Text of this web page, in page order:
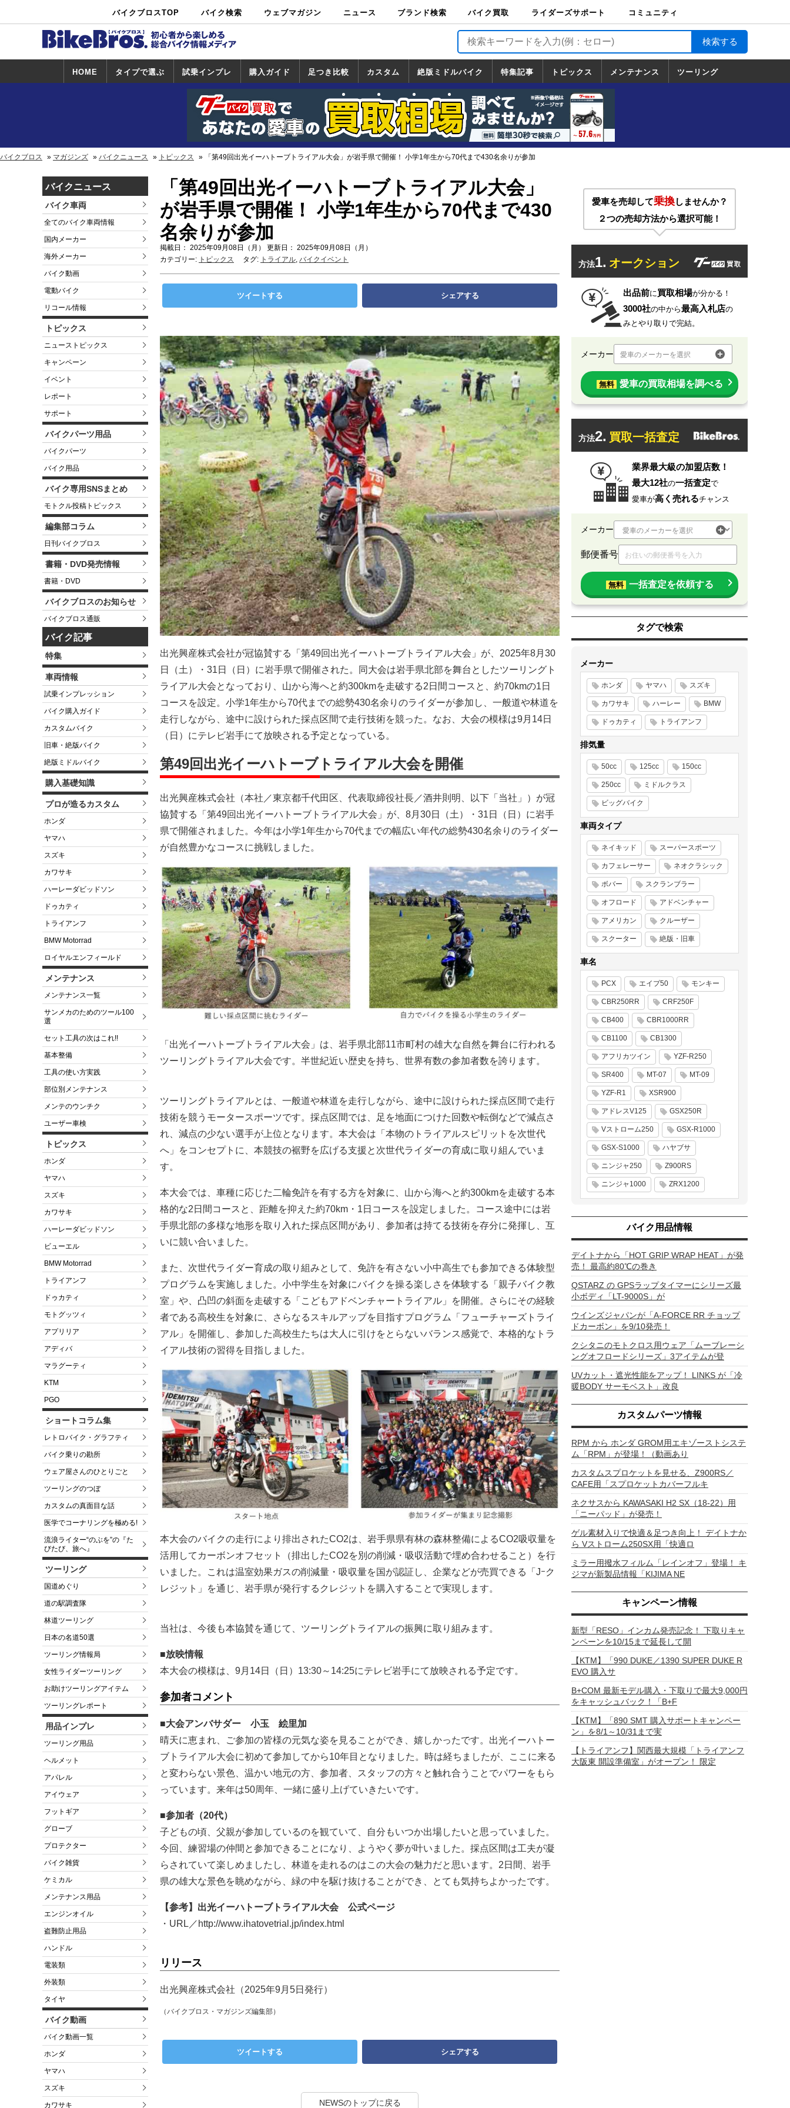
バイクブロスTOP バイク検索
中古バイ
ク・新車検
カタログ検
索
ショップ検
索
ウェブマガジン ニュース ブランド検索 バイク買取
バイク買取
ライダーズサポート
ライダーズサポート
TOP
バイク輸送
バイクガレージライ
フ
バイク車両保険
ロードサービス
バイク試乗
コミュニティ
HOME タイプで選ぶ 試乗インプレ
試乗インプレ
一覧
ホンダ
ヤマハ
スズキ
カワサキ
ハーレー
BMW
トライアンフ
ドゥカティ
購入ガイド
一覧
足つき比較 カスタム
カスタム
一覧
ホンダ
ヤマハ
スズキ
カワサキ
絶版ミドルバイク
絶版ミドルバイク
一覧
ホンダ
ヤマハ
スズキ
カワサキ
特集記事 トピックス
トピックス
一覧
ホンダ
ヤマハ
スズキ
カワサキ
ハーレーダ
ビッドソン
BMW
ドゥカティ
トライアン
フ
メンテナンス ツーリング
道の駅調査隊
ツーリング情報局
日本の道50選
国道めぐり
林道ツーリング
バイクブロス マガジンズ バイクニュース トピックス 「第49回出光イーハトーブトライアル大会」が岩手県で開催！ 小学1年生から70代まで430名余りが参加
バイクニュース
バイク車両
全てのバイク車両情報
国内メーカー
海外メーカー
バイク動画
電動バイク
リコール情報
トピックス
ニューストピックス
キャンペーン
イベント
レポート
サポート
バイクパーツ用品
バイクパーツ
バイク用品
バイク専用SNSまとめ
モトクル投稿トピックス
編集部コラム
日刊バイクブロス
書籍・DVD発売情報
書籍・DVD
バイクブロスのお知らせ
バイクブロス通販
バイク記事
特集
車両情報
試乗インプレッション
バイク購入ガイド
カスタムバイク
旧車・絶版バイク
絶版ミドルバイク
購入基礎知識
プロが造るカスタム
ホンダ
ヤマハ
スズキ
カワサキ
ハーレーダビッドソン
ドゥカティ
トライアンフ
BMW Motorrad
ロイヤルエンフィールド
メンテナンス
メンテナンス一覧
サンメカのためのツール100
選
セット工具の次はこれ!!
基本整備
工具の使い方実践
部位別メンテナンス
メンテのウンチク
ユーザー車検
トピックス
ホンダ
ヤマハ
スズキ
カワサキ
ハーレーダビッドソン
ビューエル
BMW Motorrad
トライアンフ
ドゥカティ
モトグッツィ
アプリリア
アディバ
マラグーティ
KTM
PGO
ショートコラム集
レトロバイク・グラフティ
バイク乗りの勘所
ウェア屋さんのひとりごと
ツーリングのつぼ
カスタムの真面目な話
医学でコーナリングを極める!
流浪ライター“のぶを”の『た
びたび、旅へ』
ツーリング
国道めぐり
道の駅調査隊
林道ツーリング
日本の名道50選
ツーリング情報局
女性ライダーツーリング
お助けツーリングアイテム
ツーリングレポート
用品インプレ
ツーリング用品
ヘルメット
アパレル
アイウェア
フットギア
グローブ
プロテクター
バイク雑貨
ケミカル
メンテナンス用品
エンジンオイル
盗難防止用品
ハンドル
電装類
外装類
タイヤ
バイク動画
バイク動画一覧
ホンダ
ヤマハ
スズキ
カワサキ
「第49回出光イーハトーブトライアル大会」
が岩手県で開催！ 小学1年生から70代まで430
名余りが参加
掲載日： 2025年09月08日（月） 更新日： 2025年09月08日（月）
カテゴリー: トピックス タグ: トライアル, バイクイベント
ツイートする シェアする
出光興産株式会社が冠協賛する「第49回出光イーハトーブトライアル大会」が、2025年8月30
日（土）・31日（日）に岩手県で開催された。同大会は岩手県北部を舞台としたツーリングト
ライアル大会となっており、山から海へと約300kmを走破する2日間コースと、約70kmの1日
コースを設定。小学1年生から70代までの総勢430名余りのライダーが参加し、一般道や林道を
走行しながら、途中に設けられた採点区間で走行技術を競った。なお、大会の模様は9月14日
（日）にテレビ岩手にて放映される予定となっている。
第49回出光イーハトーブトライアル大会を開催
出光興産株式会社（本社／東京都千代田区、代表取締役社長／酒井則明、以下「当社」）が冠
協賛する「第49回出光イーハトーブトライアル大会」が、8月30日（土）・31日（日）に岩手
県で開催されました。今年は小学1年生から70代までの幅広い年代の総勢430名余りのライダー
が自然豊かなコースに挑戦しました。
「出光イーハトーブトライアル大会」は、岩手県北部11市町村の雄大な自然を舞台に行われる
ツーリングトライアル大会です。半世紀近い歴史を持ち、世界有数の参加者数を誇ります。
ツーリングトライアルとは、一般道や林道を走行しながら、途中に設けられた採点区間で走行
技術を競うモータースポーツです。採点区間では、足を地面につけた回数や転倒などで減点さ
れ、減点の少ない選手が上位となります。本大会は「本物のトライアルスピリットを次世代
へ」をコンセプトに、本競技の裾野を広げる支援と次世代ライダーの育成に取り組んでいま
す。
本大会では、車種に応じた二輪免許を有する方を対象に、山から海へと約300kmを走破する本
格的な2日間コースと、距離を抑えた約70km・1日コースを設定しました。コース途中には岩
手県北部の多様な地形を取り入れた採点区間があり、参加者は持てる技術を存分に発揮し、互
いに競い合いました。
また、次世代ライダー育成の取り組みとして、免許を有さない小中高生でも参加できる体験型
プログラムを実施しました。小中学生を対象にバイクを操る楽しさを体験する「親子バイク教
室」や、凸凹の斜面を走破する「こどもアドベンチャートライアル」を開催。さらにその経験
者である高校生を対象に、さらなるスキルアップを目指すプログラム「フューチャーズトライ
アル」を開催し、参加した高校生たちは大人に引けをとらないバランス感覚で、本格的なトラ
イアル技術の習得を目指しました。
本大会のバイクの走行により排出されたCO2は、岩手県県有林の森林整備によるCO2吸収量を
活用してカーボンオフセット（排出したCO2を別の削減・吸収活動で埋め合わせること）を行
いました。これは温室効果ガスの削減量・吸収量を国が認証し、企業などが売買できる「Jｰク
レジット」を通じ、岩手県が発行するクレジットを購入することで実現します。
当社は、今後も本協賛を通じて、ツーリングトライアルの振興に取り組みます。
■放映情報
本大会の模様は、9月14日（日）13:30～14:25にテレビ岩手にて放映される予定です。
参加者コメント
■大会アンバサダー 小玉 絵里加
晴天に恵まれ、ご参加の皆様の元気な姿を見ることができ、嬉しかったです。出光イーハトー
ブトライアル大会に初めて参加してから10年目となりました。時は経ちましたが、ここに来る
と変わらない景色、温かい地元の方、参加者、スタッフの方々と触れ合うことでパワーをもら
っています。来年は50周年、一緒に盛り上げていきたいです。
■参加者（20代）
子どもの頃、父親が参加しているのを観ていて、自分もいつか出場したいと思っていました。
今回、練習場の仲間と参加できることになり、ようやく夢が叶いました。採点区間は工夫が凝
らされていて楽しめましたし、林道を走れるのはこの大会の魅力だと思います。2日間、岩手
県の雄大な景色を眺めながら、緑の中を駆け抜けることができ、とても気持ちよかったです。
【参考】出光イーハトーブトライアル大会 公式ページ
・URL／http://www.ihatovetrial.jp/index.html
リリース
出光興産株式会社（2025年9月5日発行）
（バイクブロス・マガジンズ編集部）
ツイートする シェアする
NEWSのトップに戻る
愛車を売却して乗換しませんか？
２つの売却方法から選択可能！
方法1. オークション
出品前に買取相場が分かる！
3000社の中から最高入札店の
みとやり取りで完結。
メーカー 愛車のメーカーを選択
無料 愛車の買取相場を調べる
方法2. 買取一括査定
業界最大級の加盟店数！
最大12社の一括査定で
愛車が高く売れるチャンス
メーカー
郵便番号
無料 一括査定を依頼する
タグで検索
メーカー
ホンダ ヤマハ スズキ
カワサキ ハーレー BMW
ドゥカティ トライアンフ
排気量
50cc 125cc 150cc
250cc ミドルクラス
ビッグバイク
車両タイプ
ネイキッド スーパースポーツ
カフェレーサー ネオクラシック
ボバー スクランブラー
オフロード アドベンチャー
アメリカン クルーザー
スクーター 絶版・旧車
車名
PCX エイプ50 モンキー
CBR250RR CRF250F
CB400 CBR1000RR
CB1100 CB1300
アフリカツイン YZF-R250
SR400 MT-07 MT-09
YZF-R1 XSR900
アドレスV125 GSX250R
Vストローム250 GSX-R1000
GSX-S1000 ハヤブサ
ニンジャ250 Z900RS
ニンジャ1000 ZRX1200
バイク用品情報
デイトナから「HOT GRIP WRAP HEAT」が発
売！ 最高約80℃の巻き
QSTARZ の GPSラップタイマーにシリーズ最
小ボディ「LT-9000S」が
ウインズジャパンが「A-FORCE RR チョップ
ドカーボン」を9/10発売！
クシタニのモトクロス用ウェア「ムーブレーシ
ングオフロードシリーズ」3アイテムが登
UVカット・遮光性能をアップ！ LINKS が「冷
暖BODY サーモベスト」改良
カスタムパーツ情報
RPM から ホンダ GROM用エキゾーストシステ
ム「RPM」が登場！（動画あり
カスタムスプロケットを見せる、Z900RS／
CAFE用「スプロケットカバーフルキ
ネクサスから KAWASAKI H2 SX（18-22）用
「ニーパッド」が発売！
ゲル素材入りで快適＆足つき向上！ デイトナか
ら Vストローム250SX用「快適ロ
ミラー用撥水フィルム「レインオフ」登場！ キ
ジマが新製品情報「KIJIMA NE
キャンペーン情報
新型「RESO」インカム発売記念！ 下取りキャ
ンペーンを10/15まで延長して開
【KTM】「990 DUKE／1390 SUPER DUKE R
EVO 購入サ
B+COM 最新モデル購入・下取りで最大9,000円
をキャッシュバック！「B+F
【KTM】「890 SMT 購入サポートキャンペー
ン」を8/1～10/31まで実
【トライアンフ】関西最大規模「トライアンフ
大阪東 開設準備室」がオープン！ 限定